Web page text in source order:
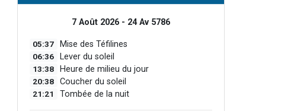
7 Août 2026 - 24 Av 5786
05:37 Mise des Téfilines
06:36 Lever du soleil
13:38 Heure de milieu du jour
20:38 Coucher du soleil
21:21 Tombée de la nuit